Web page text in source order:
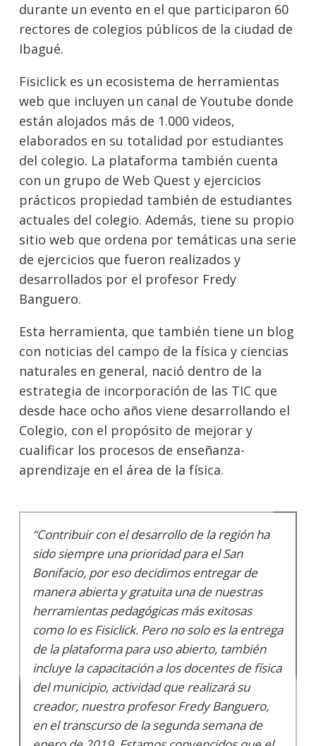
durante un evento en el que participaron 60
rectores de colegios públicos de la ciudad de
Ibagué.
Fisiclick es un ecosistema de herramientas
web que incluyen un canal de Youtube donde
están alojados más de 1.000 videos,
elaborados en su totalidad por estudiantes
del colegio. La plataforma también cuenta
con un grupo de Web Quest y ejercicios
prácticos propiedad también de estudiantes
actuales del colegio. Además, tiene su propio
sitio web que ordena por temáticas una serie
de ejercicios que fueron realizados y
desarrollados por el profesor Fredy
Banguero.
Esta herramienta, que también tiene un blog
con noticias del campo de la física y ciencias
naturales en general, nació dentro de la
estrategia de incorporación de las TIC que
desde hace ocho años viene desarrollando el
Colegio, con el propósito de mejorar y
cualificar los procesos de enseñanza-
aprendizaje en el área de la física.
“Contribuir con el desarrollo de la región ha
sido siempre una prioridad para el San
Bonifacio, por eso decidimos entregar de
manera abierta y gratuita una de nuestras
herramientas pedagógicas más exitosas
como lo es Fisiclick. Pero no solo es la entrega
de la plataforma para uso abierto, también
incluye la capacitación a los docentes de física
del municipio, actividad que realizará su
creador, nuestro profesor Fredy Banguero,
en el transcurso de la segunda semana de